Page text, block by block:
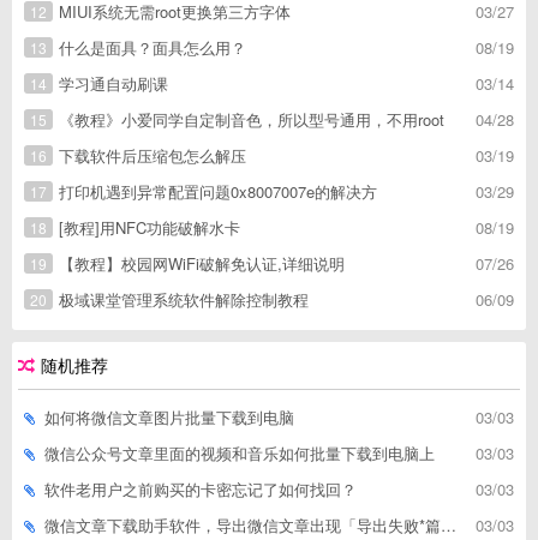
03/27
12
MIUI系统无需root更换第三方字体
08/19
13
什么是面具？面具怎么用？
03/14
14
学习通自动刷课
04/28
15
《教程》小爱同学自定制音色，所以型号通用，不用root
03/19
16
下载软件后压缩包怎么解压
03/29
17
打印机遇到异常配置问题0x8007007e的解决方
08/19
18
[教程]用NFC功能破解水卡
07/26
19
【教程】校园网WiFi破解免认证,详细说明
06/09
20 极域课堂管理系统软件解除控制教程
随机推荐
03/03
如何将微信文章图片批量下载到电脑
03/03
微信公众号文章里面的视频和音乐如何批量下载到电脑上
03/03
软件老用户之前购买的卡密忘记了如何找回？
03/03
微信文章下载助手软件，导出微信文章出现「导出失败*篇」如何解决